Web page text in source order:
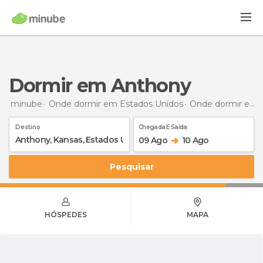
Dormir em Anthony
minube Onde dormir em Estados Unidos Onde dormir em Kansas
Destino Chegada E Saída
09 Ago 10 Ago
Pesquisar
HÓSPEDES MAPA